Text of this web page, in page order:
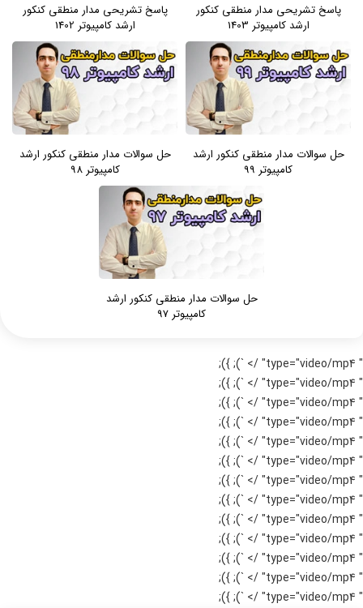
پاسخ تشریحی مدار منطقی کنکور
ارشد کامپیوتر 1403
پاسخ تشریحی مدار منطقی کنکور
ارشد کامپیوتر 1402
حل سوالات مدار منطقی کنکور ارشد
کامپیوتر 99
حل سوالات مدار منطقی کنکور ارشد
کامپیوتر 98
حل سوالات مدار منطقی کنکور ارشد
کامپیوتر 97
" type="video/mp4" /> `); });
" type="video/mp4" /> `); });
" type="video/mp4" /> `); });
" type="video/mp4" /> `); });
" type="video/mp4" /> `); });
" type="video/mp4" /> `); });
" type="video/mp4" /> `); });
" type="video/mp4" /> `); });
" type="video/mp4" /> `); });
" type="video/mp4" /> `); });
" type="video/mp4" /> `); });
" type="video/mp4" /> `); });
" type="video/mp4" /> `); });